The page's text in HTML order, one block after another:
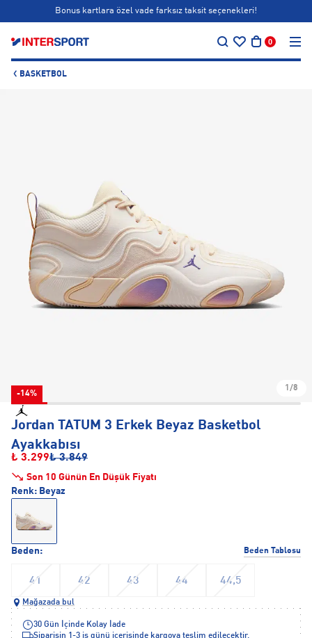
Bonus kartlara özel vade farksız taksit seçenekleri!
0
BASKETBOL
-14%
1/8
Jordan TATUM 3 Erkek Beyaz Basketbol
Ayakkabısı
₺ 3.299₺ 3.849
Son 10 Günün En Düşük Fiyatı
Beden: Beden Tablosu
41 42 43 44 44,5
Renk: Beyaz
Mağazada bul
30 Gün İçinde Kolay İade
Siparişin 1-3 iş günü içerisinde kargoya teslim edilecektir.